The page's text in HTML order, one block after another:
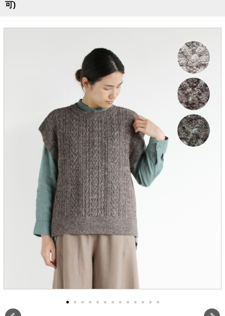
スカート
レギンス・インナー
服飾雑貨
全てのアイテム
SALE ITEM
福袋
ブランド
マイページ
お買い物カゴ
配送遅延情報
ご利用について
実店舗のご案内
可)